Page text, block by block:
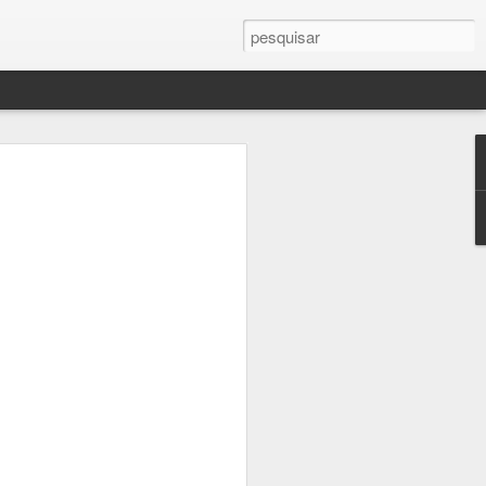
(1746 - 1828)
ESP, 2006),
Javier Barden e Natalie Portman